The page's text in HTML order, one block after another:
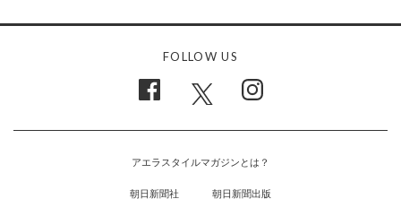
FOLLOW US
アエラスタイルマガジンとは？
朝日新聞社 朝日新聞出版